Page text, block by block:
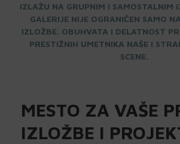
IZLAŽU NA GRUPNIM I SAMOSTALNIM
GALERIJE NIJE OGRANIČEN SAMO
IZLOŽBE. OBUHVATA I DELATNOST
PRESTIŽNIH UMETNIKA NAŠE I
SCENE.
MESTO ZA VAŠE
IZLOŽBE I